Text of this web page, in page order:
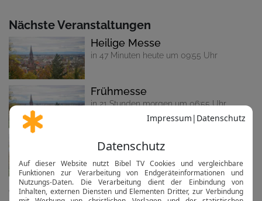
Nächste Veranstaltungen
Heilige Messe
in 47 Minuten heute um 09:55 Uhr
Frühmesse
in 21 Stunden morgen um 06:55 Uhr
Frühmesse
in 4 Tagen am Do um 06:55 Uhr
alle anzeigen...